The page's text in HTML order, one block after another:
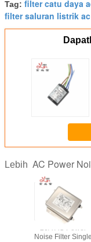
Tag: filter catu daya
filter saluran listrik ac
Lebih AC Power
Noise Filter Single